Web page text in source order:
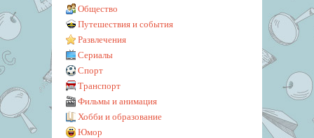
Общество
Путешествия и события
Развлечения
Сериалы
Спорт
Транспорт
Фильмы и анимация
Хобби и образование
Юмор